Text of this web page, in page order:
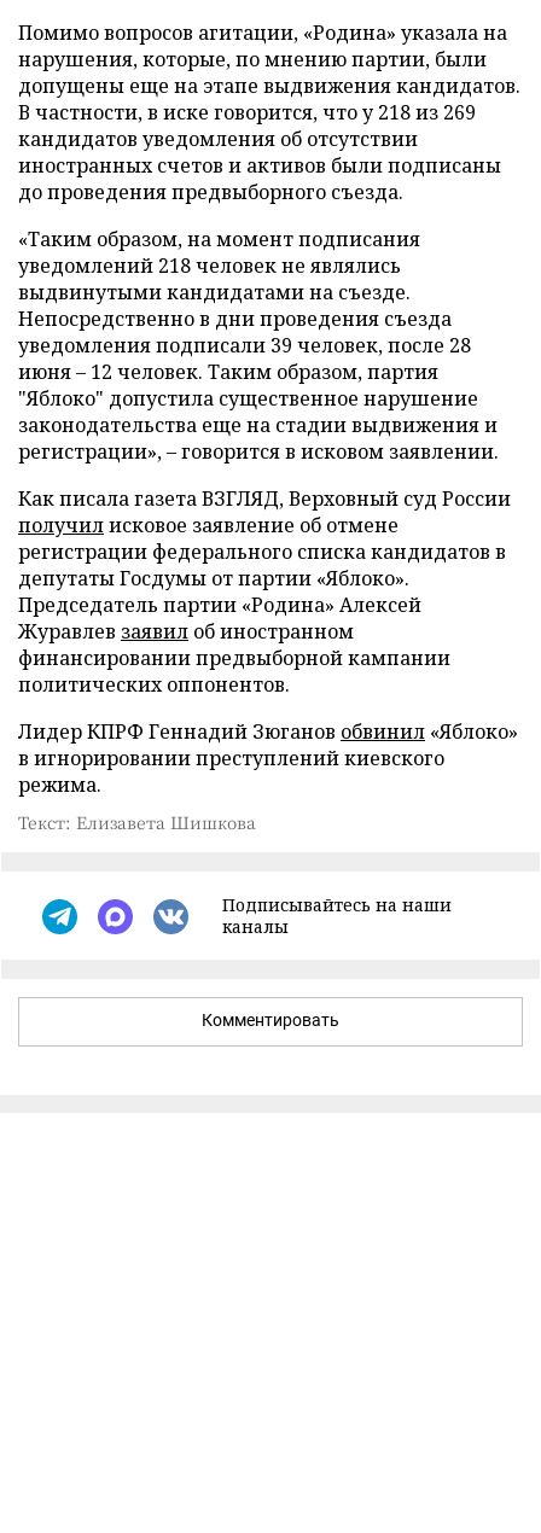
Помимо вопросов агитации, «Родина» указала на
нарушения, которые, по мнению партии, были
допущены еще на этапе выдвижения кандидатов.
В частности, в иске говорится, что у 218 из 269
кандидатов уведомления об отсутствии
иностранных счетов и активов были подписаны
до проведения предвыборного съезда.
«Таким образом, на момент подписания
уведомлений 218 человек не являлись
выдвинутыми кандидатами на съезде.
Непосредственно в дни проведения съезда
уведомления подписали 39 человек, после 28
июня – 12 человек. Таким образом, партия
"Яблоко" допустила существенное нарушение
законодательства еще на стадии выдвижения и
регистрации», – говорится в исковом заявлении.
Как писала газета ВЗГЛЯД, Верховный суд России
получилисковое заявление об отмене
регистрации федерального списка кандидатов в
депутаты Госдумы от партии «Яблоко».
Председатель партии «Родина» Алексей
Журавлев заявил об иностранном
финансировании предвыборной кампании
политических оппонентов.
Лидер КПРФ Геннадий Зюганов обвинил «Яблоко»
в игнорировании преступлений киевского
режима.
Текст: Елизавета Шишкова
Подписывайтесь на наши
каналы
Комментировать